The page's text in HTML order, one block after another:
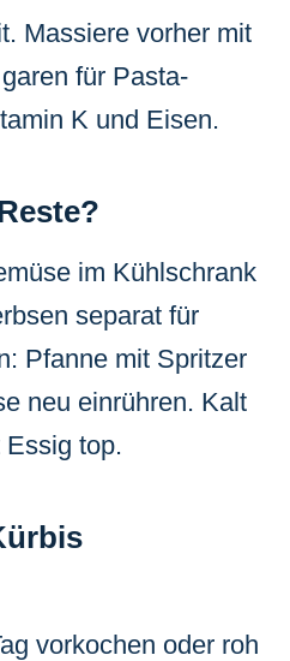
Massiere vorher mit
für Pasta-
K und Eisen.
im Kühlschrank
separat für
Pfanne mit Spritzer
neu einrühren. Kalt
top.
vorkochen oder roh